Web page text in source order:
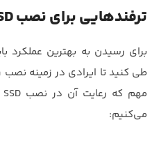
ترفندهایی برای نصب SSD بر روی سرور
برای رسیدن به بهترین عملکرد
طی کنید تا ایرادی در زمینه
می‌کنیم: